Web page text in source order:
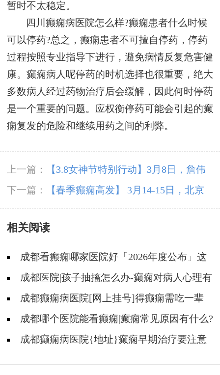
暂时不太稳定。
四川癫痫病医院怎么样?癫痫患者什么时候
可以停药?总之，癫痫患者不可擅自停药，停药
过程按照专业指导下进行，避免病情反复危害健
康。癫痫病人呢停药的时机选择也很重要，绝大
多数病人经过药物治疗后会缓解，因此何时停药
是一个重要的问题。应权衡停药可能会引起的癫
痫复发的危险和继续用药之间的利弊。
上一篇：
【3.8女神节特别行动】3月8日，詹伟
华院长领衔癫痫病多学科会诊，助力患者重获健
康新生
下一篇：
【春季癫痫高发】 3月14-15日，北京
三甲“博士级”大咖陈葵教授亲临成都免费会诊，
不容错过!
相关阅读
成都看癫痫哪家医院好「2026年度公布」这
些遗传病可能伴有癫痫发生
成都医院|孩子抽搐怎么办-癫痫对病人心理有
影响吗?
成都癫痫病医院[网上挂号]得癫痫需吃一辈
子药吗?
成都哪个医院能看癫痫|癫痫常见原因有什么?
成都癫痫病医院{地址}癫痫早期治疗要注意